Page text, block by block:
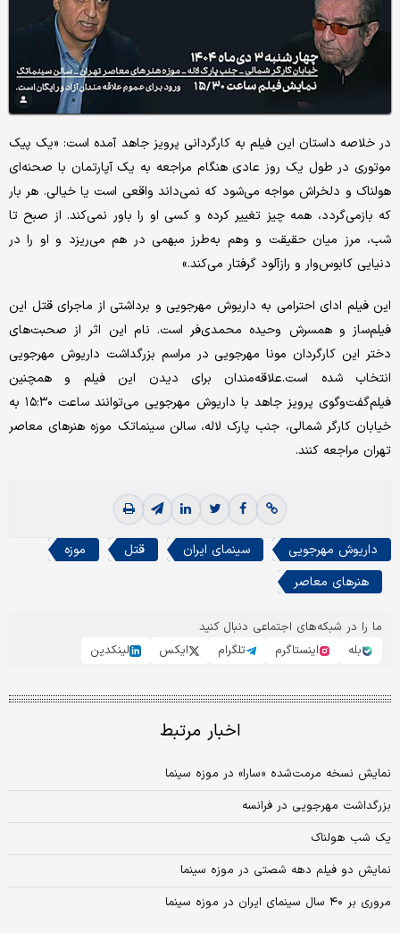
در خلاصه داستان این فیلم به کارگردانی پرویز جاهد آمده است: «یک پیک
موتوری در طول یک روز عادی هنگام مراجعه به یک آپارتمان با صحنه‌ای
هولناک و دلخراش مواجه می‌شود که نمی‌داند واقعی است یا خیالی. هر بار
که بازمی‌گردد، همه چیز تغییر کرده و کسی او را باور نمی‌کند. از صبح تا
شب، مرز میان حقیقت و وهم به‌طرز مبهمی در هم می‌ریزد و او را در
دنیایی کابوس‌وار و رازآلود گرفتار می‌کند.»
این فیلم ادای احترامی به داریوش مهرجویی و برداشتی از ماجرای قتل این
فیلم‌ساز و همسرش وحیده محمدی‌فر است. نام این اثر از صحبت‌های
دختر این کارگردان مونا مهرجویی در مراسم بزرگداشت داریوش مهرجویی
انتخاب شده است.علاقه‌مندان برای دیدن این فیلم و همچنین
فیلم‌گفت‌وگوی پرویز جاهد با داریوش مهرجویی می‌توانند ساعت ۱۵:۳۰ به
خیابان کارگر شمالی، جنب پارک لاله، سالن سینماتک موزه هنرهای معاصر
تهران مراجعه کنند.
داریوش مهرجویی سینمای ایران قتل
موزه
هنرهای معاصر
ما را در شبکه‌های اجتماعی دنبال کنید
بله
اینستاگرم تلگرام ایکس لینکدین
اخبار مرتبط
نمایش نسخه مرمت‌شده «سارا» در موزه سینما
بزرگداشت مهرجویی در فرانسه
یک شب هولناک
نمایش دو فیلم دهه شصتی در موزه سینما
مروری بر ۴۰ سال سینمای ایران در موزه سینما